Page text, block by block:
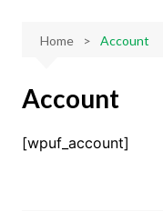
Home Account
Account
[wpuf_account]